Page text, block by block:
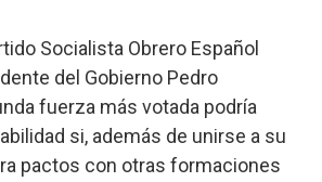
Socialista Obrero Español
del Gobierno Pedro
fuerza más votada podría
si, además de unirse a su
pactos con otras formaciones